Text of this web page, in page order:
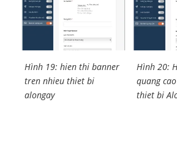
Hình 19: hien thi banner
tren nhieu thiet bi
alongay
Hình 20:
quang
thiet bi